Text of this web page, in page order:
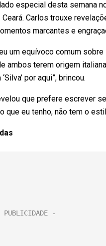
especial desta semana
Carlos trouxe
marcantes e
um equívoco comum
ambos terem origem
por aqui”, brincou.
que prefere escrever
que eu tenho, não tem o